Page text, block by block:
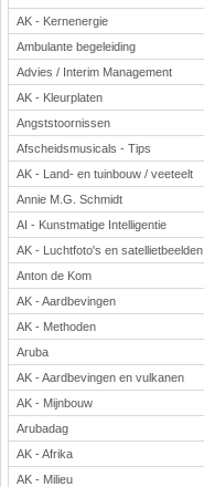
AK - Kernenergie
Ambulante begeleiding
Advies / Interim Management
AK - Kleurplaten
Angststoornissen
Afscheidsmusicals - Tips
AK - Land- en tuinbouw / veeteelt
Annie M.G. Schmidt
AI - Kunstmatige Intelligentie
AK - Luchtfoto's en satellietbeelden
Anton de Kom
AK - Aardbevingen
AK - Methoden
Aruba
AK - Aardbevingen en vulkanen
AK - Mijnbouw
Arubadag
AK - Afrika
AK - Milieu